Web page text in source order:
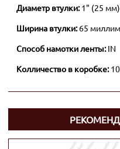
Диаметр втулки:1" (25 мм)
Ширина втулки:65
Способ намотки ленты:IN
Колличество в коробке: